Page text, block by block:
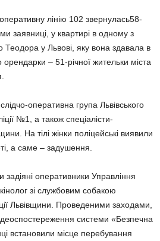
лінію 102 звернулась58-
заявниці, у квартирі в одному з
Теодора у Львові, яку вона здавала в
– 51-річної жительки міста
оперативна група Львівського
№1, а також спеціалісти-
На тілі жінки поліцейські виявили
а саме – задушення.
задіяні оперативники Управління
зі службовим собакою
Львівщини. Проведеними заходами,
системи «Безпечна
встановили місце перебування